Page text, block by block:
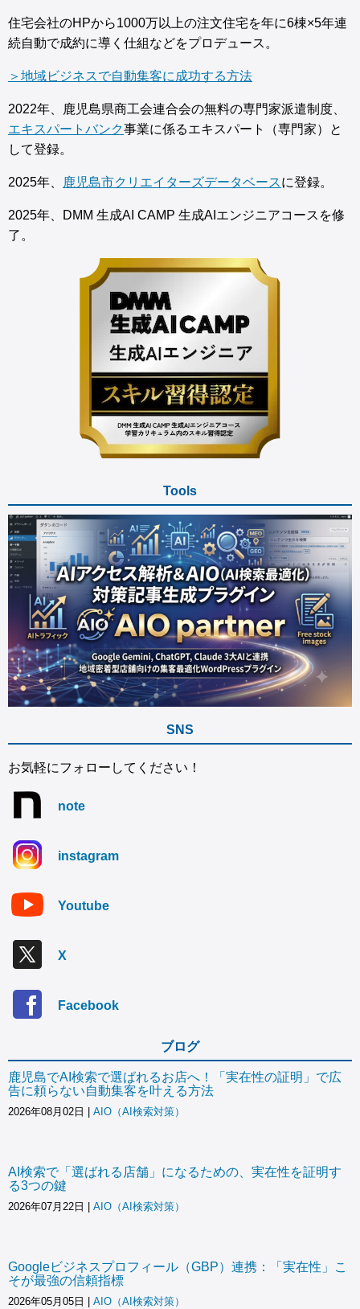
住宅会社のHPから1000万以上の注文住宅を年に6棟×5年連
続自動で成約に導く仕組などをプロデュース。
＞地域ビジネスで自動集客に成功する方法
2022年、鹿児島県商工会連合会の無料の専門家派遣制度、
エキスパートバンク事業に係るエキスパート（専門家）と
して登録。
2025年、 鹿児島市クリエイターズデータベースに登録。
2025年、DMM 生成AI CAMP 生成AIエンジニアコースを修
了。
Tools
SNS
お気軽にフォローしてください！
note
instagram
Youtube
X
Facebook
ブログ
鹿児島でAI検索で選ばれるお店へ！「実在性の証明」で広
告に頼らない自動集客を叶える方法
2026年08月02日 AIO（AI検索対策）
AI検索で「選ばれる店舗」になるための、実在性を証明す
る3つの鍵
2026年07月22日 AIO（AI検索対策）
Googleビジネスプロフィール（GBP）連携：「実在性」こ
そが最強の信頼指標
2026年05月05日 AIO（AI検索対策）